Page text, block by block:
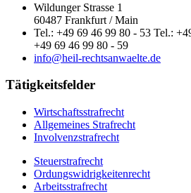
Wildunger Strasse 1
60487 Frankfurt / Main
Tel.: +49 69 46 99 80 - 53 Tel.:
+49 69 46 99 80 - 59
info@heil-rechtsanwaelte.de
Tätigkeitsfelder
Wirtschaftsstrafrecht
Allgemeines Strafrecht
Involvenzstrafrecht
Steuerstrafrecht
Ordungswidrigkeitenrecht
Arbeitsstrafrecht